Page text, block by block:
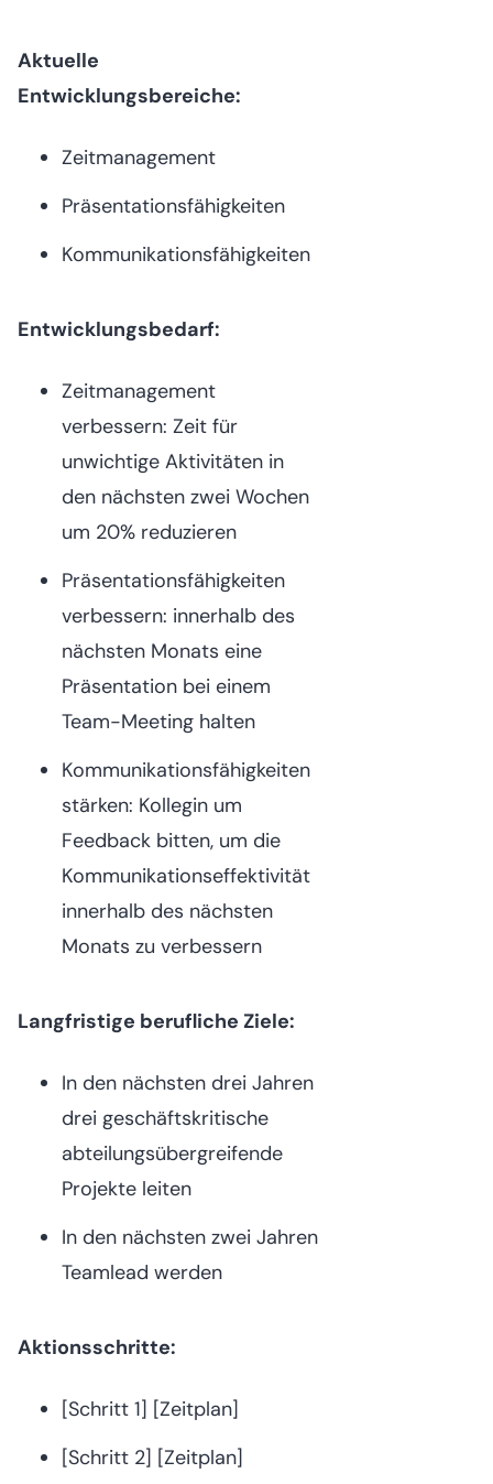
Aktuelle
Entwicklungsbereiche:
Zeitmanagement
Präsentationsfähigkeiten
Kommunikationsfähigkeiten
Entwicklungsbedarf:
Zeitmanagement
verbessern: Zeit für
unwichtige Aktivitäten in
den nächsten zwei Wochen
um 20% reduzieren
Präsentationsfähigkeiten
verbessern: innerhalb des
nächsten Monats eine
Präsentation bei einem
Team-Meeting halten
Kommunikationsfähigkeiten
stärken: Kollegin um
Feedback bitten, um die
Kommunikationseffektivität
innerhalb des nächsten
Monats zu verbessern
Langfristige berufliche Ziele:
In den nächsten drei Jahren
drei geschäftskritische
abteilungsübergreifende
Projekte leiten
In den nächsten zwei Jahren
Teamlead werden
Aktionsschritte:
[Schritt 1] [Zeitplan]
[Schritt 2] [Zeitplan]